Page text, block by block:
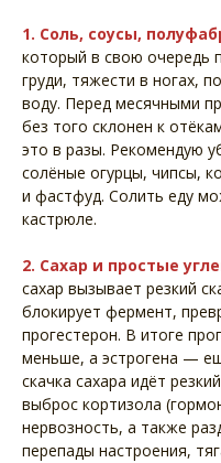
1. Соль, соусы,
который в свою очередь
груди, тяжести в ногах,
воду. Перед месячными
без того склонен к
это в разы. Рекомендую
солёные огурцы, чипсы,
и фастфуд. Солить еду
кастрюле.
2. Сахар и простые
сахар вызывает резкий
блокирует фермент,
прогестерон. В итоге
меньше, а эстрогена —
скачка сахара идёт
выброс кортизола
нервозность, а также
перепады настроения,